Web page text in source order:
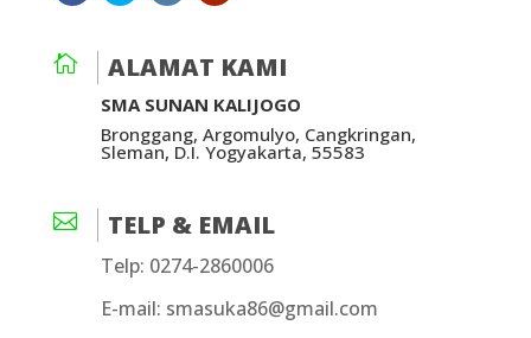
 ALAMAT KAMI
SMA SUNAN KALIJOGO
Bronggang, Argomulyo, Cangkringan,
Sleman, D.I. Yogyakarta, 55583
 TELP & EMAIL
Telp: 0274-2860006
E-mail: smasuka86@gmail.com